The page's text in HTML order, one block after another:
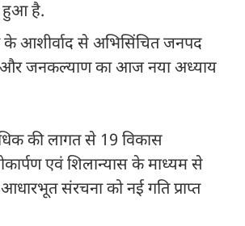
हुआ है.
के आशीर्वाद से अभिसिंचित जनपद
और जनकल्याण का आज नया अध्याय
की लागत से 19 विकास
एवं शिलान्यास के माध्यम से
संरचना को नई गति प्राप्त